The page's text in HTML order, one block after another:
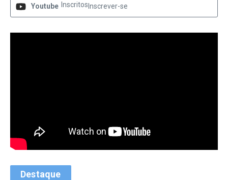
Youtube Inscritos Inscrever-se
Destaque